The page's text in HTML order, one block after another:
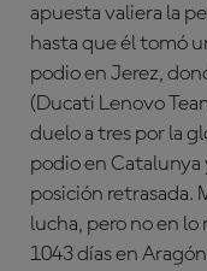
apuesta valiera la
hasta que él tomó
podio en Jerez,
(Ducati Lenovo
duelo a tres por la
podio en Catalunya
posición retrasada.
lucha, pero no en lo
1043 días en